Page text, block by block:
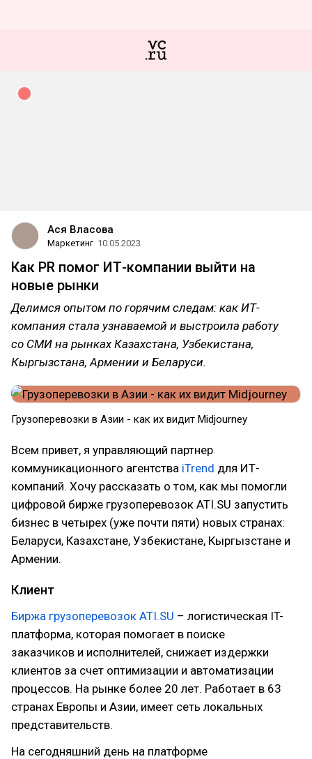
Ася Власова
Маркетинг 10.05.2023
Как PR помог ИТ-компании выйти на
новые рынки
Делимся опытом по горячим следам: как ИТ-
компания стала узнаваемой и выстроила работу
со СМИ на рынках Казахстана, Узбекистана,
Кыргызстана, Армении и Беларуси.
Грузоперевозки в Азии - как их видит Midjourney
Всем привет, я управляющий партнер
коммуникационного агентства iTrend для ИТ-
компаний. Хочу рассказать о том, как мы помогли
цифровой бирже грузоперевозок ATI.SU запустить
бизнес в четырех (уже почти пяти) новых странах:
Беларуси, Казахстане, Узбекистане, Кыргызстане и
Армении.
Клиент
Биржа грузоперевозок ATI.SU – логистическая IT-
платформа, которая помогает в поиске
заказчиков и исполнителей, снижает издержки
клиентов за счет оптимизации и автоматизации
процессов. На рынке более 20 лет. Работает в 63
странах Европы и Азии, имеет сеть локальных
представительств.
На сегодняшний день на платформе